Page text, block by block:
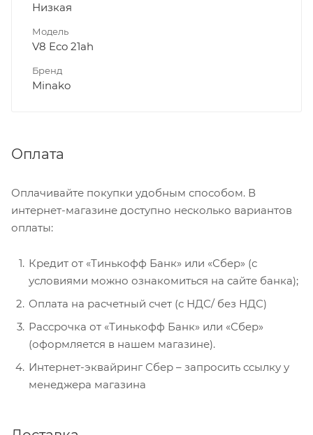
Низкая
Модель
V8 Eco 21ah
Бренд
Minako
Оплата
Оплачивайте покупки удобным способом. В
интернет-магазине доступно несколько вариантов
оплаты:
Кредит от «Тинькофф Банк» или «Сбер» (с
условиями можно ознакомиться на сайте банка);
Оплата на расчетный счет (с НДС/ без НДС)
Рассрочка от «Тинькофф Банк» или «Сбер»
(оформляется в нашем магазине).
Интернет-эквайринг Сбер – запросить ссылку у
менеджера магазина